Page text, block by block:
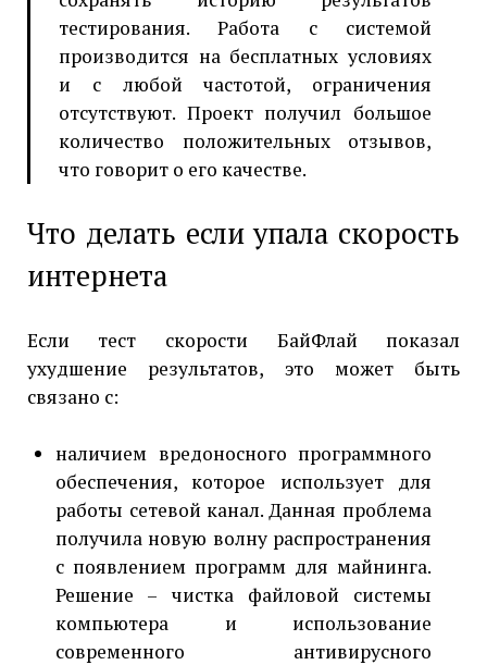
тестирования. Работа с системой
производится на бесплатных условиях
и с любой частотой, ограничения
отсутствуют. Проект получил большое
количество положительных отзывов,
что говорит о его качестве.
Что делать если упала скорость
интернета
Если тест скорости БайФлай показал
ухудшение результатов, это может быть
связано с:
наличием вредоносного программного
обеспечения, которое использует для
работы сетевой канал. Данная проблема
получила новую волну распространения
с появлением программ для майнинга.
Решение – чистка файловой системы
компьютера и использование
современного антивирусного